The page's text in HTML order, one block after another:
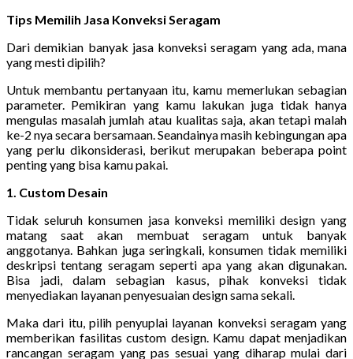
Tips Memilih Jasa Konveksi Seragam
Dari demikian banyak jasa konveksi seragam yang ada, mana
yang mesti dipilih?
Untuk membantu pertanyaan itu, kamu memerlukan sebagian
parameter. Pemikiran yang kamu lakukan juga tidak hanya
mengulas masalah jumlah atau kualitas saja, akan tetapi malah
ke-2 nya secara bersamaan. Seandainya masih kebingungan apa
yang perlu dikonsiderasi, berikut merupakan beberapa point
penting yang bisa kamu pakai.
1. Custom Desain
Tidak seluruh konsumen jasa konveksi memiliki design yang
matang saat akan membuat seragam untuk banyak
anggotanya. Bahkan juga seringkali, konsumen tidak memiliki
deskripsi tentang seragam seperti apa yang akan digunakan.
Bisa jadi, dalam sebagian kasus, pihak konveksi tidak
menyediakan layanan penyesuaian design sama sekali.
Maka dari itu, pilih penyuplai layanan konveksi seragam yang
memberikan fasilitas custom design. Kamu dapat menjadikan
rancangan seragam yang pas sesuai yang diharap mulai dari